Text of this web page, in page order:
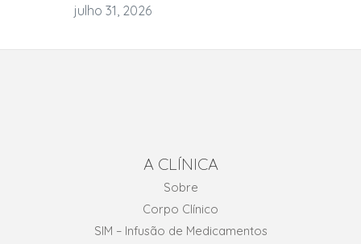
julho 31, 2026
A CLÍNICA
Sobre
Corpo Clínico
SIM – Infusão de Medicamentos